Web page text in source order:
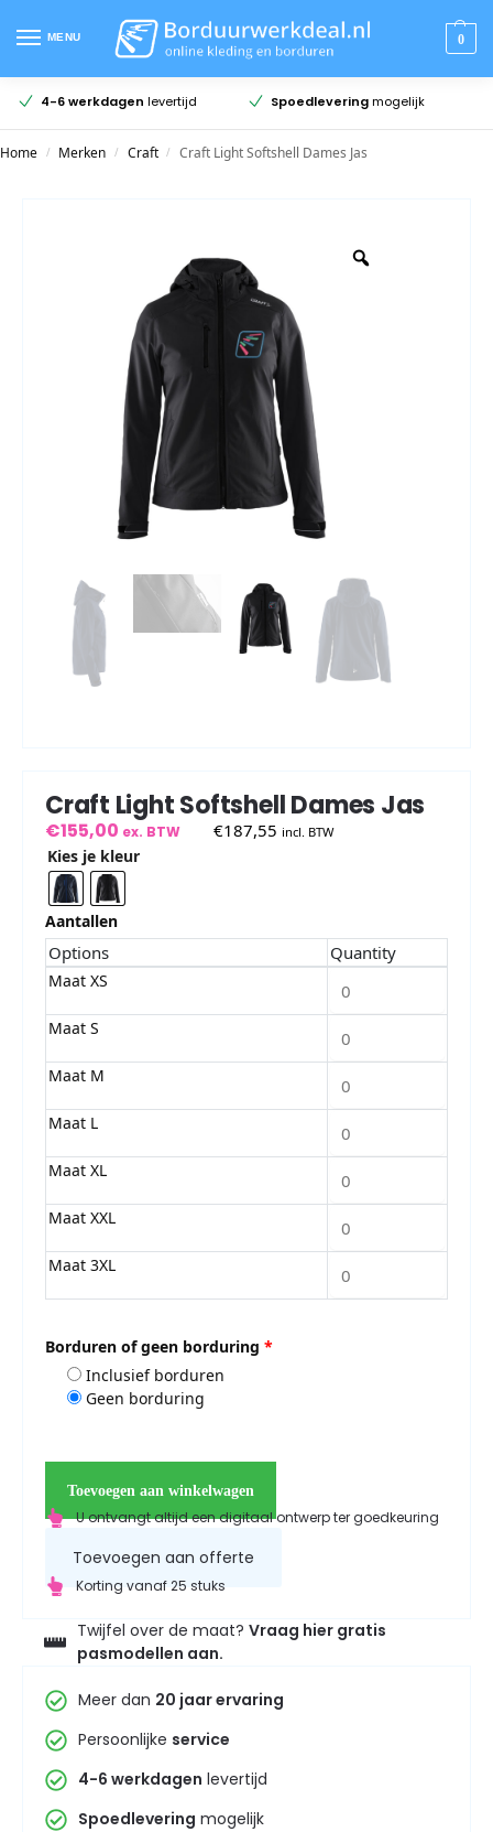
MENU 0
4-6 werkdagen levertijd Spoedleveringmogelijk
Home / Merken / Craft / Craft Light Softshell Dames Jas
Craft Light Softshell Dames Jas
€155,00 ex. BTW €187,55 incl. BTW
Kies je kleur
Aantallen
Options Quantity
Maat XS
Maat S
Maat M
Maat L
Maat XL
Maat XXL
Maat 3XL
Borduren of geen borduring *
Inclusief borduren
Geen borduring
Toevoegen aan winkelwagen
U ontvangt altijd een digitaal ontwerp ter goedkeuring
Toevoegen aan offerte
Korting vanaf 25 stuks
Twijfel over de maat? Vraag hier gratis
pasmodellen aan.
Meer dan 20 jaar ervaring
Persoonlijke service
4-6 werkdagen levertijd
Spoedlevering mogelijk